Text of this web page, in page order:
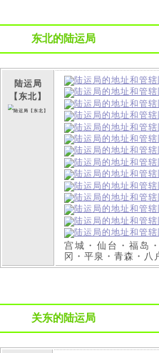
东北的陆运局
陆运局
【东北】
宫城・仙台・福岛
冈・平泉・青森・八
关东的陆运局